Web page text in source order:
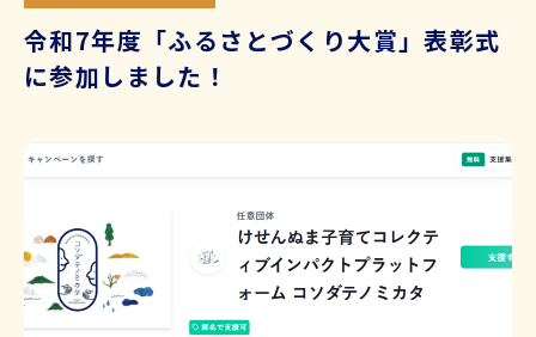
令和7年度「ふるさとづくり大賞」表彰式
に参加しました！